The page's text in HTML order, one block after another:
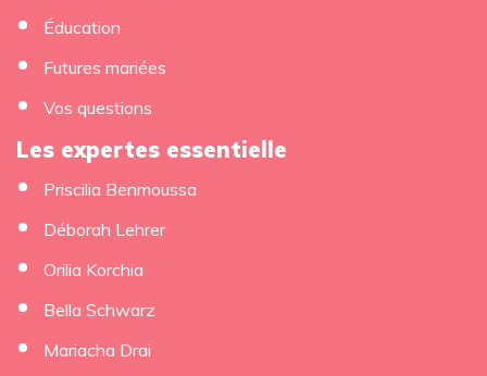
Éducation
Futures mariées
Vos questions
Les expertes essentielle
Priscilia Benmoussa
Déborah Lehrer
Orilia Korchia
Bella Schwarz
Mariacha Drai